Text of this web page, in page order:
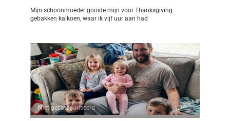
Mijn schoonmoeder gooide mijn voor Thanksgiving
gebakken kalkoen, waar ik vijf uur aan had
Niet gecategoriseerd 0